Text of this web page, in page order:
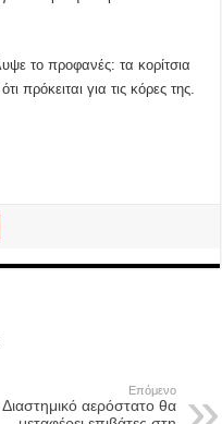
το προφανές: τα κορίτσια
πρόκειται για τις κόρες της.
Επόμενο
Διαστημικό αερόστατο θα